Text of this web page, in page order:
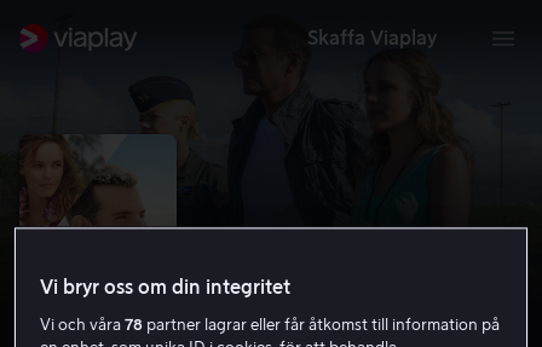
Skaffa Viaplay
Vi bryr oss om din integritet
Vi och våra78 partner lagrar eller får åtkomst till information på